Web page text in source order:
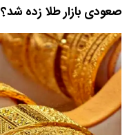
صعودی بازار طلا زده شد؟